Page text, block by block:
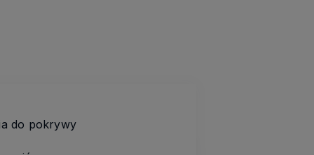
do pokrywy